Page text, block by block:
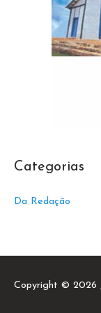
Categorias
Da Redação
Copyright © 2026